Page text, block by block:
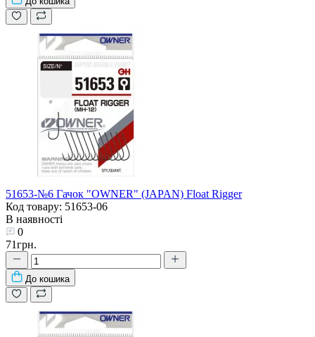
51653-№6 Гачок "OWNER" (JAPAN) Float Rigger
Код товару: 51653-06
В наявності
0
71грн.
До кошика